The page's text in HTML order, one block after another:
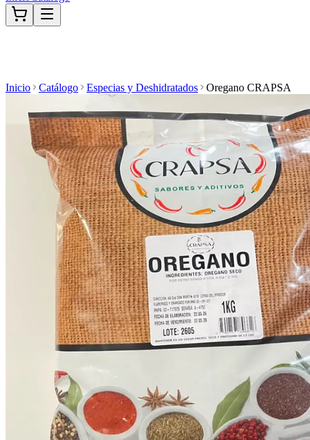
Inicio Catálogo Especias y Deshidratados Oregano CRAPSA